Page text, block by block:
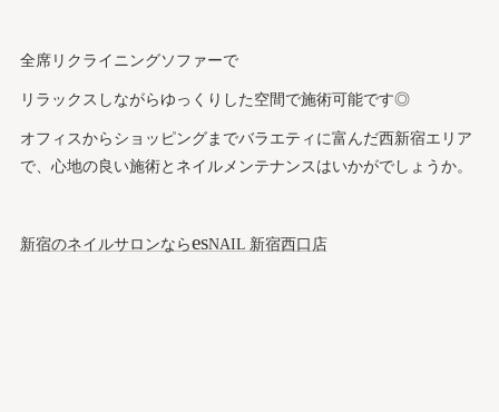
全席リクライニングソファーで
リラックスしながらゆっくりした空間で施術可能です◎
オフィスからショッピングまでバラエティに富んだ西新宿エリア
で、心地の良い施術とネイルメンテナンスはいかがでしょうか。
新宿のネイルサロンならesNAIL 新宿西口店